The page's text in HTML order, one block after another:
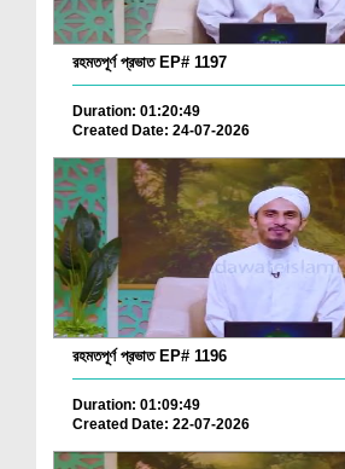
রহমতপূর্ণ প্রভাত EP# 1197
Duration: 01:20:49
Created Date: 24-07-2026
রহমতপূর্ণ প্রভাত EP# 1196
Duration: 01:09:49
Created Date: 22-07-2026